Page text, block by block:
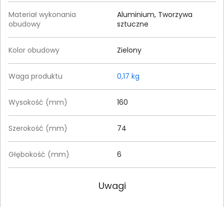
Materiał wykonania
obudowy
Aluminium, Tworzywa
sztuczne
Kolor obudowy Zielony
Waga produktu 0,17 kg
Wysokość (mm) 160
Szerokość (mm) 74
Głębokość (mm) 6
Uwagi